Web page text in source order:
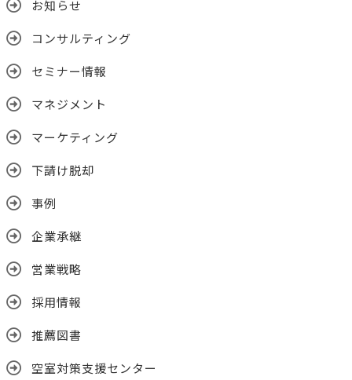
お知らせ
コンサルティング
セミナー情報
マネジメント
マーケティング
下請け脱却
事例
企業承継
営業戦略
採用情報
推薦図書
空室対策支援センター